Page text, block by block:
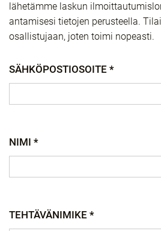
lähetämme laskun
antamisesi tietojen perusteella.
osallistujaan, joten toimi nopeasti.
SÄHKÖPOSTIOSOITE *
NIMI *
TEHTÄVÄNIMIKE *